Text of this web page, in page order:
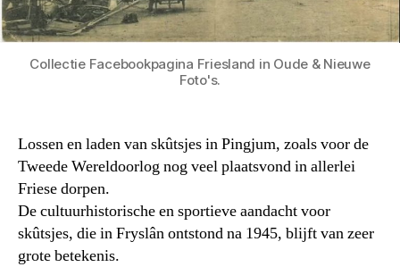
Collectie Facebookpagina Friesland in Oude & Nieuwe
Foto's.
Lossen en laden van skûtsjes in Pingjum, zoals voor de
Tweede Wereldoorlog nog veel plaatsvond in allerlei
Friese dorpen.
De cultuurhistorische en sportieve aandacht voor
skûtsjes, die in Fryslân ontstond na 1945, blijft van zeer
grote betekenis.